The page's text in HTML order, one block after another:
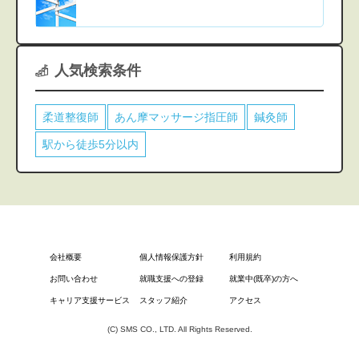
人気検索条件
柔道整復師 あん摩マッサージ指圧師 鍼灸師
駅から徒歩5分以内
会社概要 個人情報保護方針 利用規約
お問い合わせ 就職支援への登録 就業中(既卒)の方へ
キャリア支援サービス スタッフ紹介 アクセス
(C) SMS CO., LTD. All Rights Reserved.